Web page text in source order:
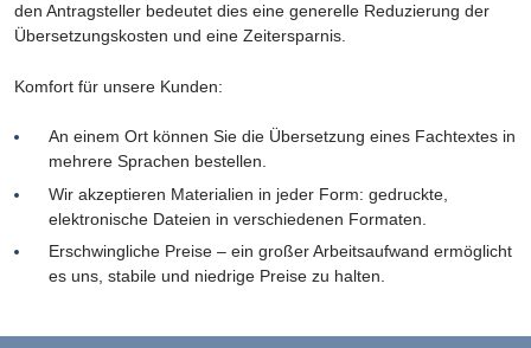
den Antragsteller bedeutet dies eine generelle Reduzierung der
Übersetzungskosten und eine Zeitersparnis.
Komfort für unsere Kunden:
An einem Ort können Sie die Übersetzung eines Fachtextes in
mehrere Sprachen bestellen.
Wir akzeptieren Materialien in jeder Form: gedruckte,
elektronische Dateien in verschiedenen Formaten.
Erschwingliche Preise – ein großer Arbeitsaufwand ermöglicht
es uns, stabile und niedrige Preise zu halten.